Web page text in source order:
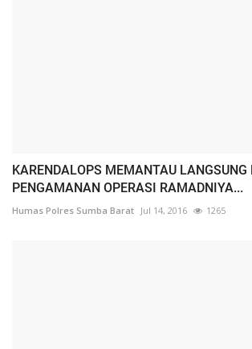
KARENDALOPS MEMANTAU LANGSUNG
PENGAMANAN OPERASI RAMADNIYA...
Humas Polres Sumba Barat Jul 14, 2016 1265